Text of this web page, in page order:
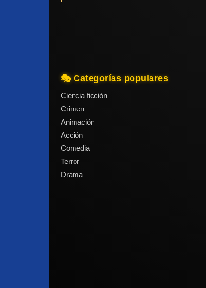
🎭 Categorías populares
Ciencia ficción
Crimen
Animación
Acción
Comedia
Terror
Drama